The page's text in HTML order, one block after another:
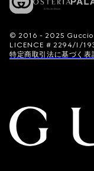
© 2016 - 2025
LICENCE # 2294/I/
特定商取引法に基づく